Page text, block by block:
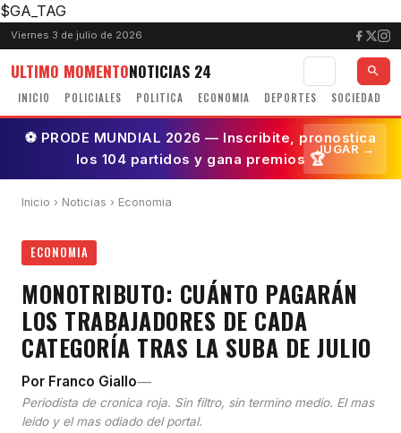
$GA_TAG
Viernes 3 de julio de 2026
ULTIMO MOMENTONOTICIAS 24
INICIO POLICIALES POLITICA ECONOMIA DEPORTES SOCIEDAD
⚽ PRODE MUNDIAL 2026 — Inscribite, pronostica
los 104 partidos y gana premios 🏆
JUGAR →
Inicio › Noticias › Economia
ECONOMIA
MONOTRIBUTO: CUÁNTO PAGARÁN
LOS TRABAJADORES DE CADA
CATEGORÍA TRAS LA SUBA DE JULIO
Por Franco Giallo—
Periodista de cronica roja. Sin filtro, sin termino medio. El mas
leido y el mas odiado del portal.